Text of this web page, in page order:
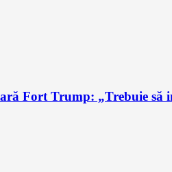
Fort Trump: „Trebuie să